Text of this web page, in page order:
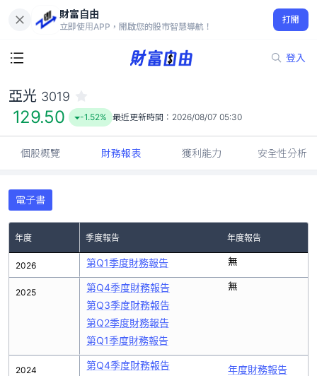
財富自由
立即使用APP，開啟您的股市智慧導航！
打開
登入
129.50
-1.52%
亞光 3019
129.50 -1.52% 最近更新時間： 2026/08/07 05:30
個股概覽 財務報表 獲利能力 安全性分析
電子書
年度 季度報告 年度報告
2026
2025
2024
第Q1季度財務報告 無
第Q4季度財務報告
第Q3季度財務報告
第Q2季度財務報告
第Q1季度財務報告
無
第Q4季度財務報告
年度財務報告